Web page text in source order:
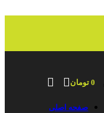
0 تومان
صفحه اصلی